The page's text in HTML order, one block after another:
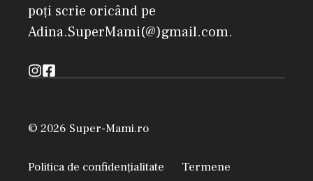
poți scrie oricând pe
Adina.SuperMami(@)gmail.com.
© 2026 Super-Mami.ro
Politica de confidențialitate Termene